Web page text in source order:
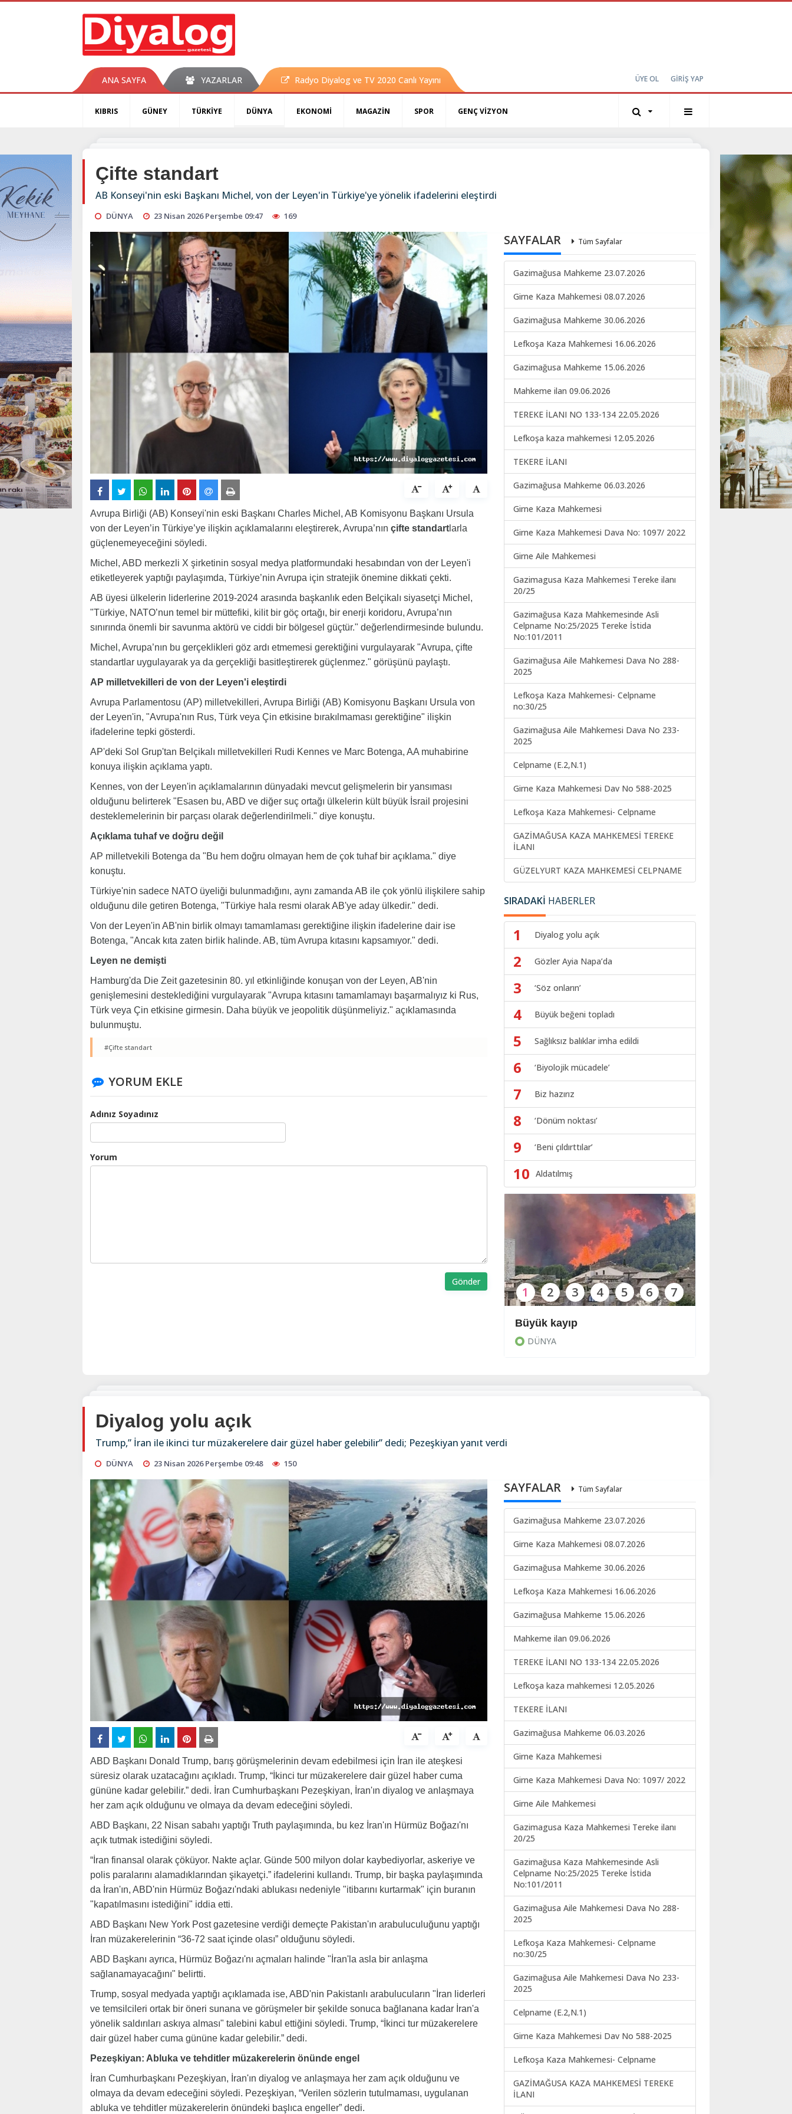
ANA SAYFA YAZARLAR Radyo Diyalog ve TV 2020 Canlı Yayını ÜYE OL GİRİŞ YAP
KIBRIS GÜNEY TÜRKİYE DÜNYA EKONOMİ MAGAZİN SPOR GENÇ VİZYON
Çifte standart
AB Konseyi'nin eski Başkanı Michel, von der Leyen'in Türkiye'ye yönelik ifadelerini eleştirdi
DÜNYA 23 Nisan 2026 Perşembe 09:47 169
Avrupa Birliği (AB) Konseyi'nin eski Başkanı Charles Michel, AB Komisyonu Başkanı Ursula
von der Leyen’in Türkiye’ye ilişkin açıklamalarını eleştirerek, Avrupa’nın çifte standart larla
güçlenemeyeceğini söyledi.
Michel, ABD merkezli X şirketinin sosyal medya platformundaki hesabından von der Leyen'i
etiketleyerek yaptığı paylaşımda, Türkiye’nin Avrupa için stratejik önemine dikkati çekti.
AB üyesi ülkelerin liderlerine 2019-2024 arasında başkanlık eden Belçikalı siyasetçi Michel,
"Türkiye, NATO’nun temel bir müttefiki, kilit bir göç ortağı, bir enerji koridoru, Avrupa’nın
sınırında önemli bir savunma aktörü ve ciddi bir bölgesel güçtür." değerlendirmesinde bulundu.
Michel, Avrupa’nın bu gerçeklikleri göz ardı etmemesi gerektiğini vurgulayarak "Avrupa, çifte
standartlar uygulayarak ya da gerçekliği basitleştirerek güçlenmez." görüşünü paylaştı.
AP milletvekilleri de von der Leyen'i eleştirdi
Avrupa Parlamentosu (AP) milletvekilleri, Avrupa Birliği (AB) Komisyonu Başkanı Ursula von
der Leyen'in, "Avrupa'nın Rus, Türk veya Çin etkisine bırakılmaması gerektiğine" ilişkin
ifadelerine tepki gösterdi.
AP'deki Sol Grup'tan Belçikalı milletvekilleri Rudi Kennes ve Marc Botenga, AA muhabirine
konuya ilişkin açıklama yaptı.
Kennes, von der Leyen'in açıklamalarının dünyadaki mevcut gelişmelerin bir yansıması
olduğunu belirterek "Esasen bu, ABD ve diğer suç ortağı ülkelerin kült büyük İsrail projesini
desteklemelerinin bir parçası olarak değerlendirilmeli." diye konuştu.
Açıklama tuhaf ve doğru değil
AP milletvekili Botenga da "Bu hem doğru olmayan hem de çok tuhaf bir açıklama." diye
konuştu.
Türkiye'nin sadece NATO üyeliği bulunmadığını, aynı zamanda AB ile çok yönlü ilişkilere sahip
olduğunu dile getiren Botenga, "Türkiye hala resmi olarak AB'ye aday ülkedir." dedi.
Von der Leyen'in AB'nin birlik olmayı tamamlaması gerektiğine ilişkin ifadelerine dair ise
Botenga, "Ancak kıta zaten birlik halinde. AB, tüm Avrupa kıtasını kapsamıyor." dedi.
Leyen ne demişti
Hamburg'da Die Zeit gazetesinin 80. yıl etkinliğinde konuşan von der Leyen, AB'nin
genişlemesini desteklediğini vurgulayarak "Avrupa kıtasını tamamlamayı başarmalıyız ki Rus,
Türk veya Çin etkisine girmesin. Daha büyük ve jeopolitik düşünmeliyiz." açıklamasında
bulunmuştu.
#Çifte standart
YORUM EKLE
Adınız Soyadınız
Yorum
Gönder
SAYFALAR Tüm Sayfalar
Gazimağusa Mahkeme 23.07.2026
Girne Kaza Mahkemesi 08.07.2026
Gazimağusa Mahkeme 30.06.2026
Lefkoşa Kaza Mahkemesi 16.06.2026
Gazimağusa Mahkeme 15.06.2026
Mahkeme ilan 09.06.2026
TEREKE İLANI NO 133-134 22.05.2026
Lefkoşa kaza mahkemesi 12.05.2026
TEKERE İLANI
Gazimağusa Mahkeme 06.03.2026
Girne Kaza Mahkemesi
Girne Kaza Mahkemesi Dava No: 1097/ 2022
Girne Aile Mahkemesi
Gazimagusa Kaza Mahkemesi Tereke ilanı
20/25
Gazimağusa Kaza Mahkemesinde Asli
Celpname No:25/2025 Tereke İstida
No:101/2011
Gazimağusa Aile Mahkemesi Dava No 288-
2025
Lefkoşa Kaza Mahkemesi- Celpname
no:30/25
Gazimağusa Aile Mahkemesi Dava No 233-
2025
Celpname (E.2,N.1)
Girne Kaza Mahkemesi Dav No 588-2025
Lefkoşa Kaza Mahkemesi- Celpname
GAZİMAĞUSA KAZA MAHKEMESİ TEREKE
İLANI
GÜZELYURT KAZA MAHKEMESİ CELPNAME
SIRADAKİ HABERLER
1 Diyalog yolu açık
2 Gözler Ayia Napa’da
3 ‘Söz onların’
4 Büyük beğeni topladı
5 Sağlıksız balıklar imha edildi
6 ‘Biyolojik mücadele’
7 Biz hazırız
8 ‘Dönüm noktası’
9 ‘Beni çıldırttılar’
10 Aldatılmış
Büyük kayıp
DÜNYA
1 2 3 4 5 6 7
Diyalog yolu açık
Trump,” İran ile ikinci tur müzakerelere dair güzel haber gelebilir” dedi; Pezeşkiyan yanıt verdi
DÜNYA 23 Nisan 2026 Perşembe 09:48 150
ABD Başkanı Donald Trump, barış görüşmelerinin devam edebilmesi için İran ile ateşkesi
süresiz olarak uzatacağını açıkladı. Trump, “İkinci tur müzakerelere dair güzel haber cuma
gününe kadar gelebilir.” dedi. İran Cumhurbaşkanı Pezeşkiyan, İran'ın diyalog ve anlaşmaya
her zam açık olduğunu ve olmaya da devam edeceğini söyledi.
ABD Başkanı, 22 Nisan sabahı yaptığı Truth paylaşımında, bu kez İran'ın Hürmüz Boğazı'nı
açık tutmak istediğini söyledi.
“İran finansal olarak çöküyor. Nakte açlar. Günde 500 milyon dolar kaybediyorlar, askeriye ve
polis paralarını alamadıklarından şikayetçi.” ifadelerini kullandı. Trump, bir başka paylaşımında
da İran'ın, ABD'nin Hürmüz Boğazı'ndaki ablukası nedeniyle "itibarını kurtarmak" için buranın
"kapatılmasını istediğini" iddia etti.
ABD Başkanı New York Post gazetesine verdiği demeçte Pakistan'ın arabuluculuğunu yaptığı
İran müzakerelerinin “36-72 saat içinde olası” olduğunu söyledi.
ABD Başkanı ayrıca, Hürmüz Boğazı'nı açmaları halinde "İran'la asla bir anlaşma
sağlanamayacağını" belirtti.
Trump, sosyal medyada yaptığı açıklamada ise, ABD'nin Pakistanlı arabulucuların "İran liderleri
ve temsilcileri ortak bir öneri sunana ve görüşmeler bir şekilde sonuca bağlanana kadar İran'a
yönelik saldırıları askıya alması" talebini kabul ettiğini söyledi. Trump, “İkinci tur müzakerelere
dair güzel haber cuma gününe kadar gelebilir.” dedi.
Pezeşkiyan: Abluka ve tehditler müzakerelerin önünde engel
İran Cumhurbaşkanı Pezeşkiyan, İran'ın diyalog ve anlaşmaya her zam açık olduğunu ve
olmaya da devam edeceğini söyledi. Pezeşkiyan, “Verilen sözlerin tutulmaması, uygulanan
abluka ve tehditler müzakerelerin önündeki başlıca engeller” dedi.
SAYFALAR Tüm Sayfalar
Gazimağusa Mahkeme 23.07.2026
Girne Kaza Mahkemesi 08.07.2026
Gazimağusa Mahkeme 30.06.2026
Lefkoşa Kaza Mahkemesi 16.06.2026
Gazimağusa Mahkeme 15.06.2026
Mahkeme ilan 09.06.2026
TEREKE İLANI NO 133-134 22.05.2026
Lefkoşa kaza mahkemesi 12.05.2026
TEKERE İLANI
Gazimağusa Mahkeme 06.03.2026
Girne Kaza Mahkemesi
Girne Kaza Mahkemesi Dava No: 1097/ 2022
Girne Aile Mahkemesi
Gazimagusa Kaza Mahkemesi Tereke ilanı
20/25
Gazimağusa Kaza Mahkemesinde Asli
Celpname No:25/2025 Tereke İstida
No:101/2011
Gazimağusa Aile Mahkemesi Dava No 288-
2025
Lefkoşa Kaza Mahkemesi- Celpname
no:30/25
Gazimağusa Aile Mahkemesi Dava No 233-
2025
Celpname (E.2,N.1)
Girne Kaza Mahkemesi Dav No 588-2025
Lefkoşa Kaza Mahkemesi- Celpname
GAZİMAĞUSA KAZA MAHKEMESİ TEREKE
İLANI